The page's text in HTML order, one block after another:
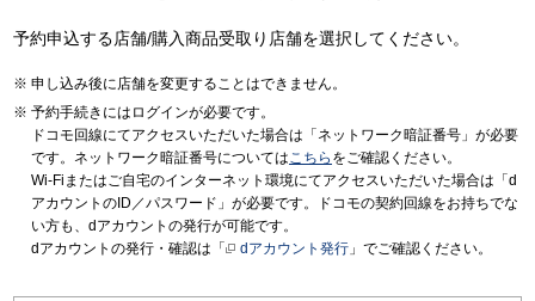
予約申込する店舗/購入商品受取り店舗を選択してください。
申し込み後に店舗を変更することはできません。
予約手続きにはログインが必要です。
ドコモ回線にてアクセスいただいた場合は「ネットワーク暗証番号」が必要
です。ネットワーク暗証番号についてはこちら をご確認ください。
Wi-Fiまたはご自宅のインターネット環境にてアクセスいただいた場合は「d
アカウントのID／パスワード」が必要です。ドコモの契約回線をお持ちでな
い方も、dアカウントの発行が可能です。
dアカウントの発行・確認は「
dアカウント発行 」でご確認ください。